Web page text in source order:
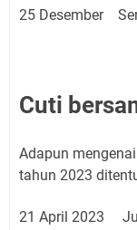
25 Desember
Cuti
Adapun
tahun 2023
21 April 2023